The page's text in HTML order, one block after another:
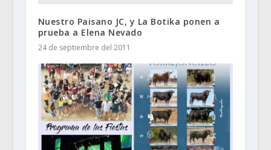
Nuestro Paisano JC, y La Botika ponen a
prueba a Elena Nevado
24 de septiembre del 2011